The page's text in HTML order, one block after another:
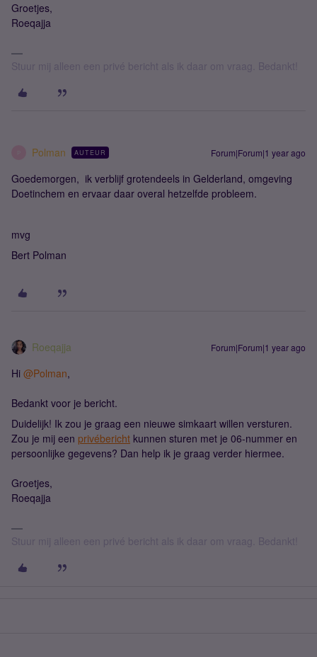
Groetjes,
Roeqajja
Stuur mij alleen een privé bericht als ik daar om vraag. Bedankt!
Polman AUTEUR Forum|Forum|1 year ago
Goedemorgen, ik verblijf grotendeels in Gelderland, omgeving
Doetinchem en ervaar daar overal hetzelfde probleem.
mvg
Bert Polman
Roeqajja Forum|Forum|1 year ago
Hi @Polman,
Bedankt voor je bericht.
Duidelijk! Ik zou je graag een nieuwe simkaart willen versturen.
Zou je mij een privébericht kunnen sturen met je 06-nummer en
persoonlijke gegevens? Dan help ik je graag verder hiermee.
Groetjes,
Roeqajja
Stuur mij alleen een privé bericht als ik daar om vraag. Bedankt!